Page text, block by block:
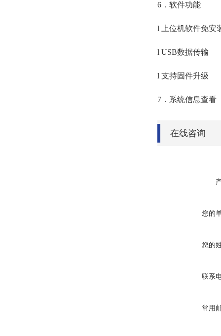
6．软件功能
l 上位机软件免安
l USB数据传输
l 支持固件升级
7．系统信息查看
在线咨询
您的
您的
联系
常用